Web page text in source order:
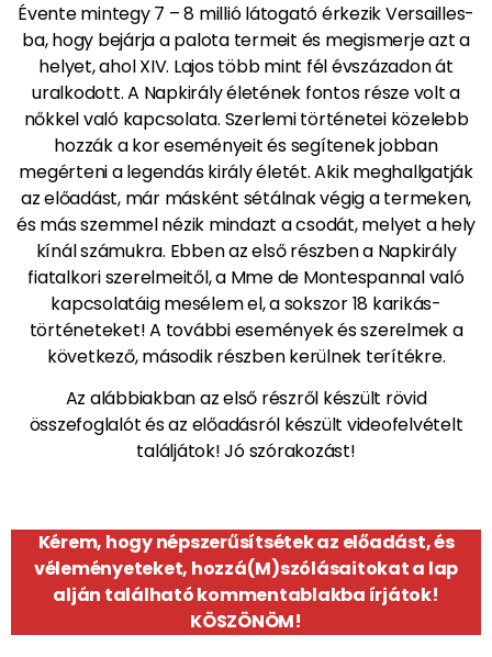
Évente mintegy 7 – 8 millió látogató érkezik Versailles-
ba, hogy bejárja a palota termeit és megismerje azt a
helyet, ahol XIV. Lajos több mint fél évszázadon át
uralkodott. A Napkirály életének fontos része volt a
nőkkel való kapcsolata. Szerlemi történetei közelebb
hozzák a kor eseményeit és segítenek jobban
megérteni a legendás király életét. Akik meghallgatják
az előadást, már másként sétálnak végig a termeken,
és más szemmel nézik mindazt a csodát, melyet a hely
kínál számukra. Ebben az első részben a Napkirály
fiatalkori szerelmeitől, a Mme de Montespannal való
kapcsolatáig mesélem el, a sokszor 18 karikás-
történeteket! A további események és szerelmek a
következő, második részben kerülnek terítékre.
Az alábbiakban az első részről készült rövid
összefoglalót és az előadásról készült videofelvételt
találjátok! Jó szórakozást!
Kérem, hogy népszerűsítsétek az előadást, és
véleményeteket, hozzá(M)szólásaitokat a lap
alján található kommentablakba írjátok!
KÖSZÖNÖM!